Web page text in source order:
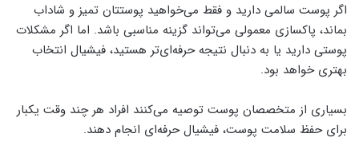
اگر پوست سالمی دارید و فقط می‌خواهید پوستتان تمیز و شاداب
بماند، پاکسازی معمولی می‌تواند گزینه مناسبی باشد. اما اگر مشکلات
پوستی دارید یا به دنبال نتیجه حرفه‌ای‌تر هستید، فیشیال انتخاب
بهتری خواهد بود.
بسیاری از متخصصان پوست توصیه می‌کنند افراد هر چند وقت یکبار
برای حفظ سلامت پوست، فیشیال حرفه‌ای انجام دهند.